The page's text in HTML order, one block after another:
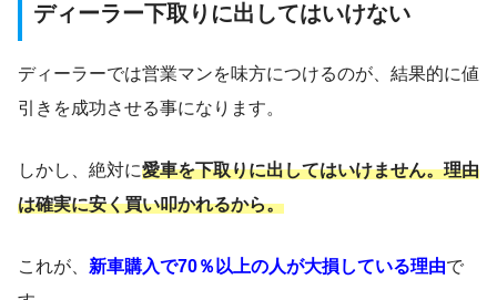
ディーラー下取りに出してはいけない
ディーラーでは営業マンを味方につけるのが、結果的に値
引きを成功させる事になります。
しかし、絶対に愛車を下取りに出してはいけません。理由
は確実に安く買い叩かれるから。
これが、 新車購入で70％以上の人が大損している理由で